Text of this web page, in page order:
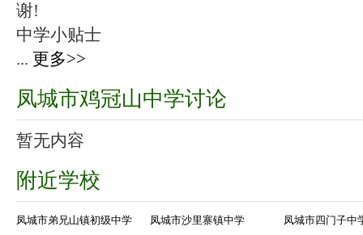
谢!
中学小贴士
... 更多>>
凤城市鸡冠山中学讨论
暂无内容
附近学校
凤城市弟兄山镇初级中学 凤城市沙里寨镇中学
凤城市四门子中